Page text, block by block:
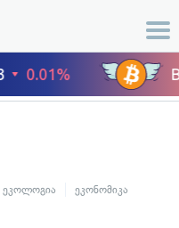
ეკოლოგია ეკონომიკა